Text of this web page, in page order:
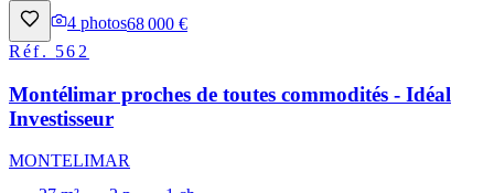
4 photos68 000 €
Réf. 562
Montélimar proches de toutes commodités - Idéal
Investisseur
MONTELIMAR